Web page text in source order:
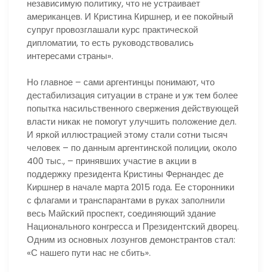
независимую политику, что не устраивает
американцев. И Кристина Киршнер, и ее покойный
супруг провозглашали курс практической
дипломатии, то есть руководствовались
интересами страны».
Но главное – сами аргентинцы понимают, что
дестабилизация ситуации в стране и уж тем более
попытка насильственного свержения действующей
власти никак не помогут улучшить положение дел.
И яркой иллюстрацией этому стали сотни тысяч
человек – по данным аргентинской полиции, около
400 тыс., – принявших участие в акции в
поддержку президента Кристины Фернандес де
Киршнер в начале марта 2015 года. Ее сторонники
с флагами и транспарантами в руках заполнили
весь Майский проспект, соединяющий здание
Национального конгресса и Президентский дворец.
Одним из основных лозунгов демонстрантов стал:
«С нашего пути нас не сбить».